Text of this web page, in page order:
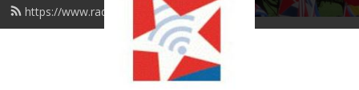
https://www.radiorepublica.us/feed.xml